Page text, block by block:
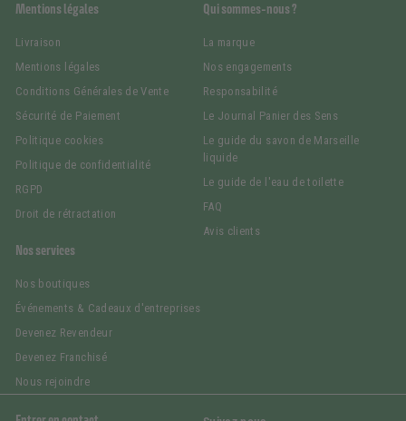
Mentions légales
Livraison
Mentions légales
Conditions Générales de Vente
Sécurité de Paiement
Politique cookies
Politique de confidentialité
RGPD
Droit de rétractation
Qui sommes-nous ?
La marque
Nos engagements
Responsabilité
Le Journal Panier des Sens
Le guide du savon de Marseille
liquide
Le guide de l'eau de toilette
FAQ
Avis clients
Nos services
Nos boutiques
Événements & Cadeaux d'entreprises
Devenez Revendeur
Devenez Franchisé
Nous rejoindre